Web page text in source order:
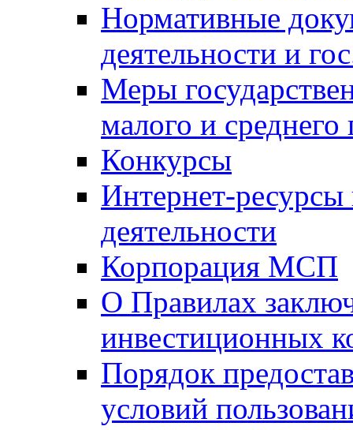
Нормативные
деятельности и
Меры
малого и среднего
Конкурсы
Интернет-
деятельности
Корпорация МСП
О Правилах
инвестиционных
Порядок
условий